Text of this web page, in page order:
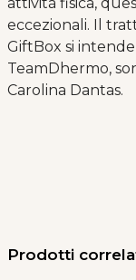
eccezionali. Il
GiftBox si
TeamDhermo,
Carolina Dantas.
Prodotti